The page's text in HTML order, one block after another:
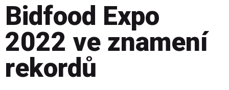
Bidfood Expo
2022 ve znamení
rekordů